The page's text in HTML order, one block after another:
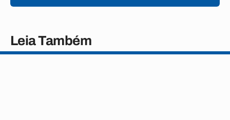
Leia Também